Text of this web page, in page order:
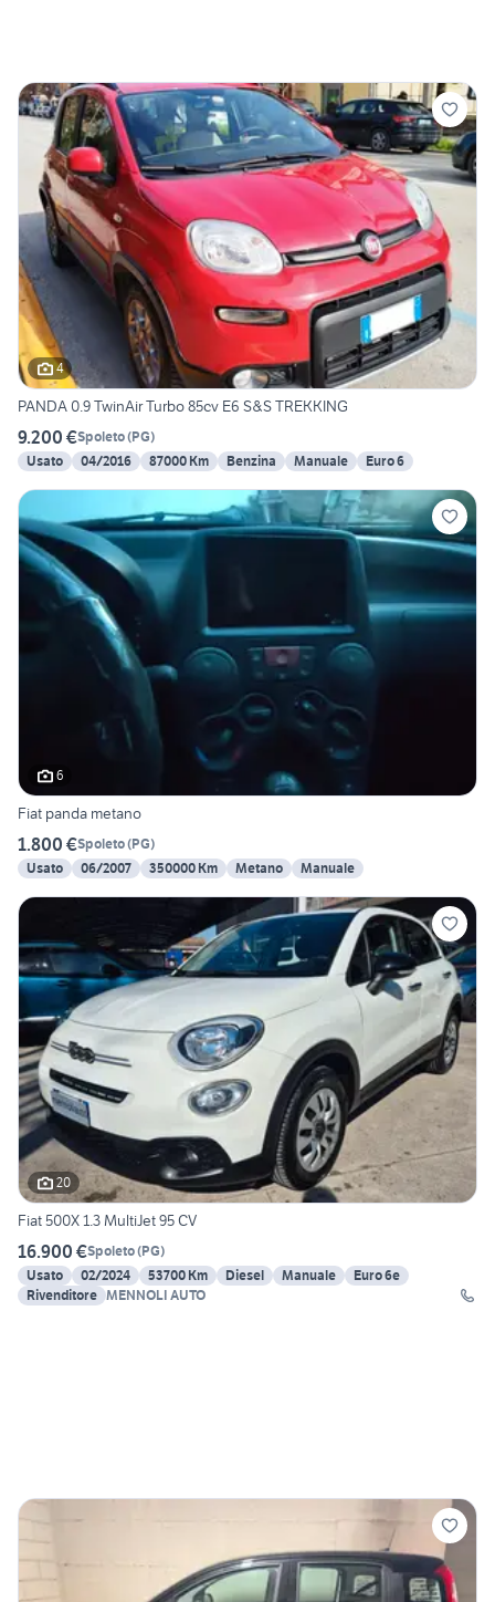
4
PANDA 0.9 TwinAir Turbo 85cv E6 S&S TREKKING
9.200 €Spoleto(PG)
Usato
04/2016 87000 Km Benzina Manuale Euro 6
6
Fiat panda metano
1.800 €Spoleto(PG)
Usato
06/2007 350000 Km Metano Manuale
20
Fiat 500X 1.3 MultiJet 95 CV
16.900 €Spoleto(PG)
Usato
02/2024 53700 Km Diesel Manuale
Euro 6e
Rivenditore MENNOLI AUTO